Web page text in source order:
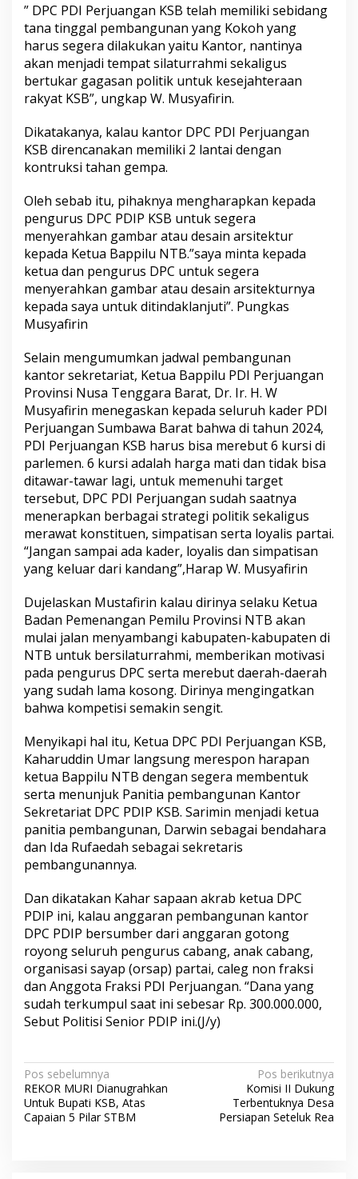
” DPC PDI Perjuangan KSB telah memiliki sebidang
tana tinggal pembangunan yang Kokoh yang
harus segera dilakukan yaitu Kantor, nantinya
akan menjadi tempat silaturrahmi sekaligus
bertukar gagasan politik untuk kesejahteraan
rakyat KSB”, ungkap W. Musyafirin.
Dikatakanya, kalau kantor DPC PDI Perjuangan
KSB direncanakan memiliki 2 lantai dengan
kontruksi tahan gempa.
Oleh sebab itu, pihaknya mengharapkan kepada
pengurus DPC PDIP KSB untuk segera
menyerahkan gambar atau desain arsitektur
kepada Ketua Bappilu NTB.”saya minta kepada
ketua dan pengurus DPC untuk segera
menyerahkan gambar atau desain arsitekturnya
kepada saya untuk ditindaklanjuti”. Pungkas
Musyafirin
Selain mengumumkan jadwal pembangunan
kantor sekretariat, Ketua Bappilu PDI Perjuangan
Provinsi Nusa Tenggara Barat, Dr. Ir. H. W
Musyafirin menegaskan kepada seluruh kader PDI
Perjuangan Sumbawa Barat bahwa di tahun 2024,
PDI Perjuangan KSB harus bisa merebut 6 kursi di
parlemen. 6 kursi adalah harga mati dan tidak bisa
ditawar-tawar lagi, untuk memenuhi target
tersebut, DPC PDI Perjuangan sudah saatnya
menerapkan berbagai strategi politik sekaligus
merawat konstituen, simpatisan serta loyalis partai.
“Jangan sampai ada kader, loyalis dan simpatisan
yang keluar dari kandang”,Harap W. Musyafirin
Dujelaskan Mustafirin kalau dirinya selaku Ketua
Badan Pemenangan Pemilu Provinsi NTB akan
mulai jalan menyambangi kabupaten-kabupaten di
NTB untuk bersilaturrahmi, memberikan motivasi
pada pengurus DPC serta merebut daerah-daerah
yang sudah lama kosong. Dirinya mengingatkan
bahwa kompetisi semakin sengit.
Menyikapi hal itu, Ketua DPC PDI Perjuangan KSB,
Kaharuddin Umar langsung merespon harapan
ketua Bappilu NTB dengan segera membentuk
serta menunjuk Panitia pembangunan Kantor
Sekretariat DPC PDIP KSB. Sarimin menjadi ketua
panitia pembangunan, Darwin sebagai bendahara
dan Ida Rufaedah sebagai sekretaris
pembangunannya.
Dan dikatakan Kahar sapaan akrab ketua DPC
PDIP ini, kalau anggaran pembangunan kantor
DPC PDIP bersumber dari anggaran gotong
royong seluruh pengurus cabang, anak cabang,
organisasi sayap (orsap) partai, caleg non fraksi
dan Anggota Fraksi PDI Perjuangan. “Dana yang
sudah terkumpul saat ini sebesar Rp. 300.000.000,
Sebut Politisi Senior PDIP ini.(J/y)
N
a
v
Pos sebelumnya
REKOR MURI Dianugrahkan
Untuk Bupati KSB, Atas
Capaian 5 Pilar STBM
Pos berikutnya
Komisi II Dukung
Terbentuknya Desa
Persiapan Seteluk Rea